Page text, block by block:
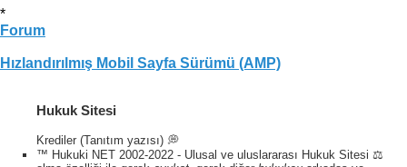
*
Forum
Hızlandırılmış Mobil Sayfa Sürümü (AMP)
Hukuk Sitesi
Krediler (Tanıtım yazısı) 💭
™ Hukuki NET 2002-2022 - Ulusal ve uluslararası Hukuk Sitesi ⚖️